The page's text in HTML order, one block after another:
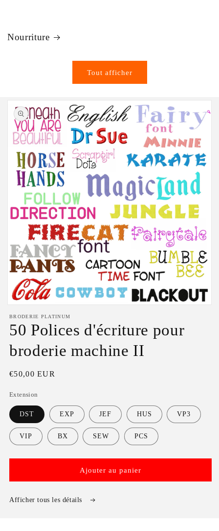
Nourriture
Tout afficher
le
1
dans
une
fenêtre
BRODERIE PLATINUM
50 Polices d'écriture pour
broderie machine II
Prix
€50,00 EUR
Extension
DST EXP JEF HUS VP3
VIP BX SEW PCS
Ajouter au panier
Afficher tous les détails